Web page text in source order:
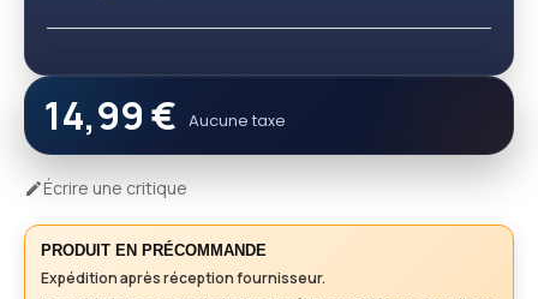
14,99 € Aucune taxe
Écrire une critique
PRODUIT EN PRÉCOMMANDE
Expédition après réception fournisseur.